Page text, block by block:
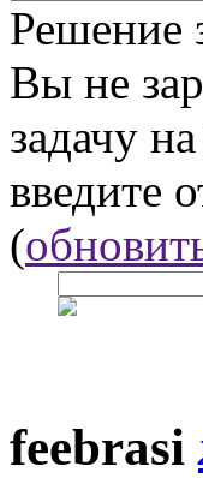
Решение
Вы не
задачу
введите
(
feebrasi